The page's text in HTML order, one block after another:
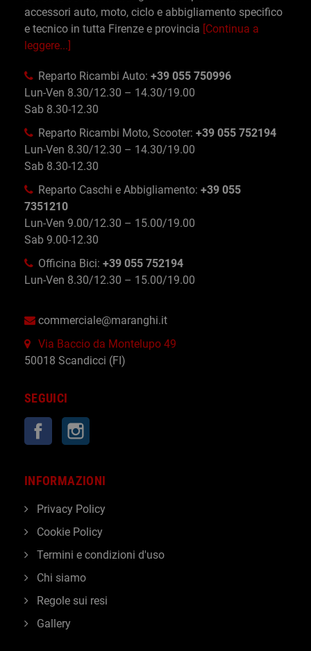
accessori auto, moto, ciclo e abbigliamento specifico
e tecnico in tutta Firenze e provincia [Continua a
leggere...]
Reparto Ricambi Auto: +39 055 750996
Lun-Ven 8.30/12.30 – 14.30/19.00
Sab 8.30-12.30
Reparto Ricambi Moto, Scooter: +39 055 752194
Lun-Ven 8.30/12.30 – 14.30/19.00
Sab 8.30-12.30
Reparto Caschi e Abbigliamento: +39 055
7351210
Lun-Ven 9.00/12.30 – 15.00/19.00
Sab 9.00-12.30
Officina Bici: +39 055 752194
Lun-Ven 8.30/12.30 – 15.00/19.00
commerciale@maranghi.it
Via Baccio da Montelupo 49
50018 Scandicci (FI)
SEGUICI
Facebook
INFORMAZIONI
Privacy Policy
Cookie Policy
Termini e condizioni d'uso
Chi siamo
Regole sui resi
Gallery